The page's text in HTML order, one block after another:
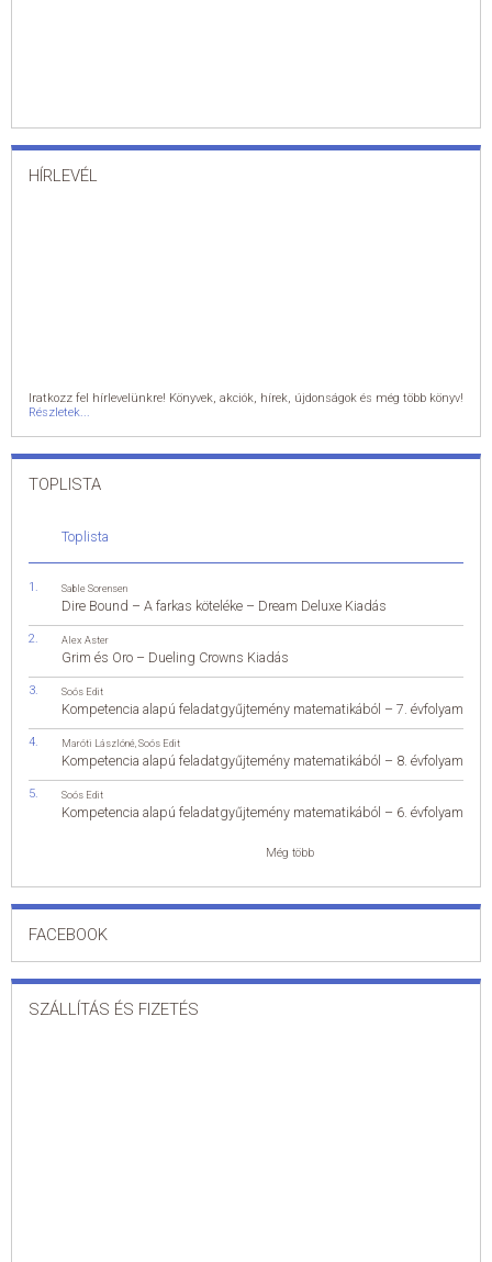
HÍRLEVÉL
Iratkozz fel hírlevelünkre! Könyvek, akciók, hírek, újdonságok és még több könyv!
Részletek...
TOPLISTA
Toplista
Sable Sorensen
Dire Bound – A farkas köteléke – Dream Deluxe Kiadás
Alex Aster
Grim és Oro – Dueling Crowns Kiadás
Soós Edit
Kompetencia alapú feladatgyűjtemény matematikából – 7. évfolyam
Maróti Lászlóné Soós Edit
Kompetencia alapú feladatgyűjtemény matematikából – 8. évfolyam
Soós Edit
Kompetencia alapú feladatgyűjtemény matematikából – 6. évfolyam
Még több
FACEBOOK
SZÁLLÍTÁS ÉS FIZETÉS